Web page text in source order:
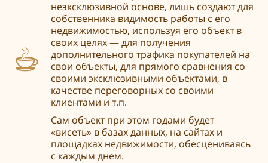
неэксклюзивной основе, лишь создают для
собственника видимость работы с его
недвижимостью, используя его объект в
своих целях — для получения
дополнительного трафика покупателей на
свои объекты, для прямого сравнения со
своими эксклюзивными объектами, в
качестве переговорных со своими
клиентами и т.п.
Сам объект при этом годами будет
«висеть» в базах данных, на сайтах и
площадках недвижимости, обесцениваясь
с каждым днем.